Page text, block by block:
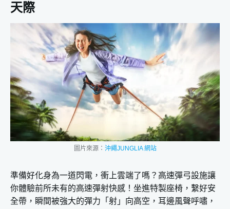
天際
圖片來源： 沖繩JUNGLIA 網站
準備好化身為一道閃電，衝上雲端了嗎？高速彈弓設施讓
你體驗前所未有的高速彈射快感！坐進特製座椅，繫好安
全帶，瞬間被強大的彈力「射」向高空，耳邊風聲呼嘯，